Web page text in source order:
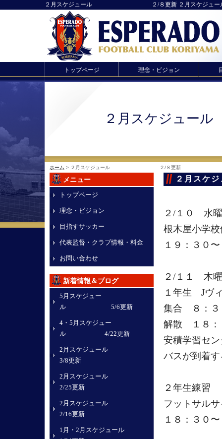
２月スケジュール ２/８更新 ２月スケジュール ２/
トップページ 理念・ビジョン
２月スケ
ホーム > ２月スケジュール ２/８更新
２月
２/１０ 水
根木屋小学
１９：３０
２/１１ 木
１年生 Jヴ
集合 ８：
解散 １８：
安積学習セ
バスが到着
２年生練習
フットサル
１８：３０
メニュー
トップページ
理念・ビジョン
目指すサッカー
代表監督・クラブ情報・料金
お問い合わせ
新着情報＆ブログ
5月スケジュー
ル 5/6更新
4・5月スケジュー
ル 4/22更新
2月スケジュール
3/8更新
2月スケジュール
2/25更新
2月スケジュール
2/16更新
1月・2月スケジュール